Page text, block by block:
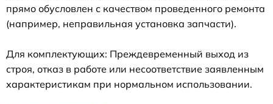
прямо обусловлен с качеством проведенного ремонта
(например, неправильная установка запчасти).
Для комплектующих: Преждевременный выход из
строя, отказ в работе или несоответствие заявленным
характеристикам при нормальном использовании.